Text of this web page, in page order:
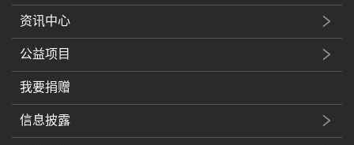
资讯中心
公益项目
我要捐赠
信息披露